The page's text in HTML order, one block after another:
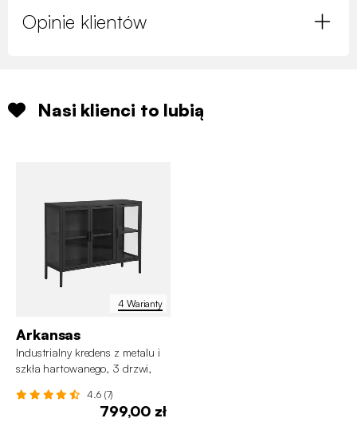
Opinie klientów
Nasi klienci to lubią
4 Warianty
Arkansas
Industrialny kredens z metalu i
szkła hartowanego, 3 drzwi,
4.6 (7)
799,00 zł